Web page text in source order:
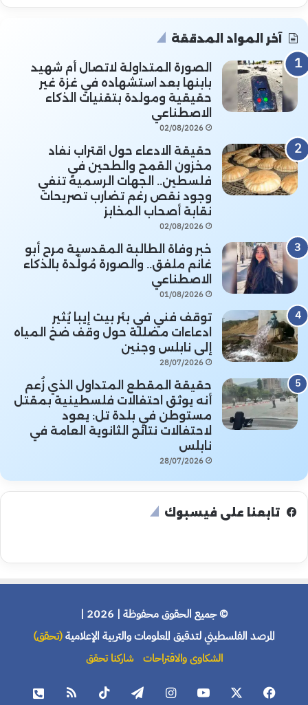
آخر المواد المدققة
الصورة المتداولة لاتصال أم شهيد
بابنها بعد استشهاده في غزة غير
حقيقية ومولدة بتقنيات الذكاء
الاصطناعي
02/08/2026
حقيقة الادعاء حول اقتراب نفاد
مخزون القمح والطحين في
فلسطين.. الجهات الرسمية تنفي
وجود نقص رغم تضارب تصريحات
نقابة أصحاب المخابز
02/08/2026
خبر وفاة الطالبة المقدسية مرح أبو
غانم ملفق.. والصورة مُولَّدة بالذكاء
الاصطناعي
01/08/2026
توقف فني في بئر بيت إيبا يُثير
ادعاءات مضللة حول وقف ضخ المياه
إلى نابلس وجنين
28/07/2026
حقيقة المقطع المتداول الذي زُعم
أنه يوثق احتفالات فلسطينية بمقتل
مستوطن في بلدة تل: يعود
لاحتفالات نتائج الثانوية العامة في
نابلس
28/07/2026
تابعنا على فيسبوك
© جميع الحقوق محفوظة | 2026 |
المرصد الفلسطيني لتدقيق المعلومات والتربية الإعلامية(تحقق)
الشكاوى والاقتراحات شاركنا تحقق
فيسبوك يوتيوب انستقرام تيلقرام ‫TikTok ملخص